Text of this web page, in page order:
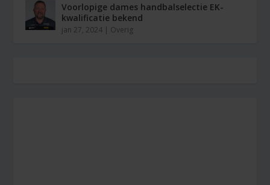
Voorlopige dames handbalselectie EK-
kwalificatie bekend
jan 27, 2024 | Overig